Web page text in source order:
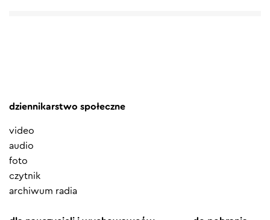
dziennikarstwo społeczne
video
audio
foto
czytnik
archiwum radia